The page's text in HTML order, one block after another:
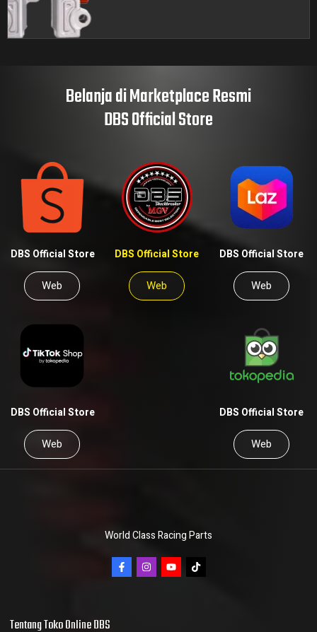
Belanja di Marketplace Resmi
DBS Official Store
DBS Official Store
Web
DBS Official Store
Web
DBS Official Store
Web
DBS Official Store
Web
DBS Official Store
Web
World Class Racing Parts
Tentang Toko Online DBS